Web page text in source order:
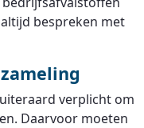
bespreken met
verplicht om
Daarvoor moeten